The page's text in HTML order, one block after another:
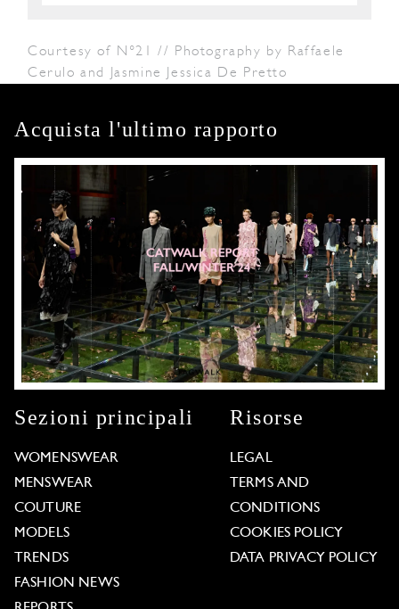
Courtesy of N°21 // Photography by Raffaele
Cerulo and Jasmine Jessica De Pretto
Acquista l'ultimo rapporto
Sezioni principali
WOMENSWEAR
MENSWEAR
COUTURE
MODELS
TRENDS
FASHION NEWS
Risorse
LEGAL
TERMS AND
CONDITIONS
COOKIES POLICY
DATA PRIVACY POLICY